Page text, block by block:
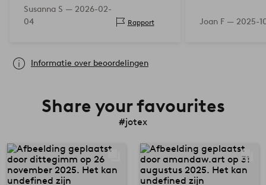
de kat er niet aan zou krabben, en
hij laat het nu met rust. Het
Susanna S — 2026-02-
04
Rapport Joan F — 2025-
Informatie over beoordelingen
Share your favourites
#jotex